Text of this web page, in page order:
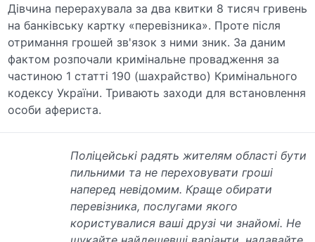
Дівчина перерахувала за два квитки 8 тисяч гривень
на банківську картку «перевізника». Проте після
отримання грошей зв'язок з ними зник. За даним
фактом розпочали кримінальне провадження за
частиною 1 статті 190 (шахрайство) Кримінального
кодексу України. Тривають заходи для встановлення
особи афериста.
Поліцейські радять жителям області бути
пильними та не переховувати гроші
наперед невідомим. Краще обирати
перевізника, послугами якого
користувалися ваші друзі чи знайомі. Не